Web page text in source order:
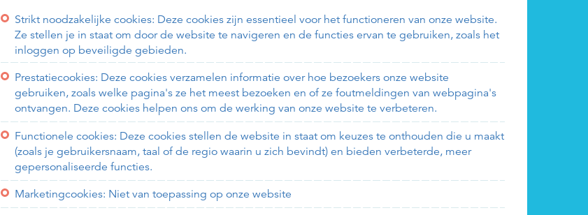
Strikt noodzakelijke cookies: Deze cookies zijn essentieel voor het functioneren van onze website.
Ze stellen je in staat om door de website te navigeren en de functies ervan te gebruiken, zoals het
inloggen op beveiligde gebieden.
Prestatiecookies: Deze cookies verzamelen informatie over hoe bezoekers onze website
gebruiken, zoals welke pagina's ze het meest bezoeken en of ze foutmeldingen van webpagina's
ontvangen. Deze cookies helpen ons om de werking van onze website te verbeteren.
Functionele cookies: Deze cookies stellen de website in staat om keuzes te onthouden die u maakt
(zoals je gebruikersnaam, taal of de regio waarin u zich bevindt) en bieden verbeterde, meer
gepersonaliseerde functies.
Marketingcookies: Niet van toepassing op onze website